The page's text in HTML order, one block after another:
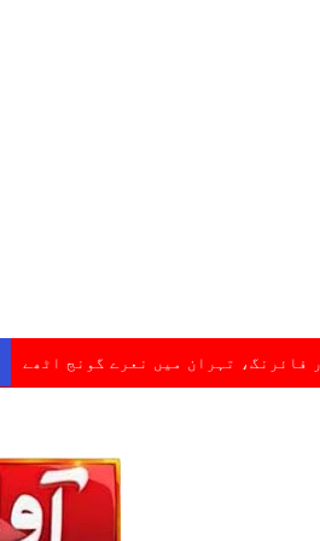
فائرنگ، تہران میں نعرے گونج اٹھے